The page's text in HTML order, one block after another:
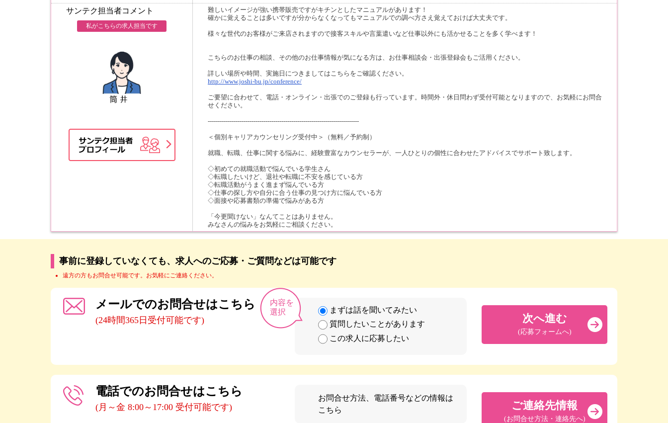
サンテク担当者コメント
私がこちらの求人担当です
難しいイメージが強い携帯販売ですがキチンとしたマニュアルがあります！
確かに覚えることは多いですが分からなくなってもマニュアルでの調べ方さえ覚えておけば大丈夫です。
様々な世代のお客様がご来店されますので接客スキルや言葉遣いなど仕事以外にも活かせることを多く学べます！
こちらのお仕事の相談、その他のお仕事情報が気になる方は、お仕事相談会・出張登録会もご活用ください。
詳しい場所や時間、実施日につきましてはこちらをご確認ください。
http://www.joshi-bu.jp/conference/
ご要望に合わせて、電話・オンライン・出張でのご登録も行っています。時間外・休日問わず受付可能となりますので、お気軽にお問合
せください。
----------------------------------------------------------------------------
＜個別キャリアカウンセリング受付中＞（無料／予約制）
就職、転職、仕事に関する悩みに、経験豊富なカウンセラーが、一人ひとりの個性に合わせたアドバイスでサポート致します。
◇初めての就職活動で悩んでいる学生さん
◇転職したいけど、退社や転職に不安を感じている方
◇転職活動がうまく進まず悩んでいる方
◇仕事の探し方や自分に合う仕事の見つけ方に悩んでいる方
◇面接や応募書類の準備で悩みがある方
「今更聞けない」なんてことはありません。
みなさんの悩みをお気軽にご相談ください。
事前に登録していなくても、求人へのご応募・ご質問などは可能です
遠方の方もお問合せ可能です。お気軽にご連絡ください。
メールでのお問合せはこちら
(24時間365日受付可能です)
内容を
選択
まずは話を聞いてみたい
質問したいことがあります
この求人に応募したい
次へ進む
(応募フォームへ)
電話でのお問合せはこちら
(月～金 8:00～17:00 受付可能です)
お問合せ方法、電話番号などの情報は
こちら
ご連絡先情報
(お問合せ方法・連絡先へ)